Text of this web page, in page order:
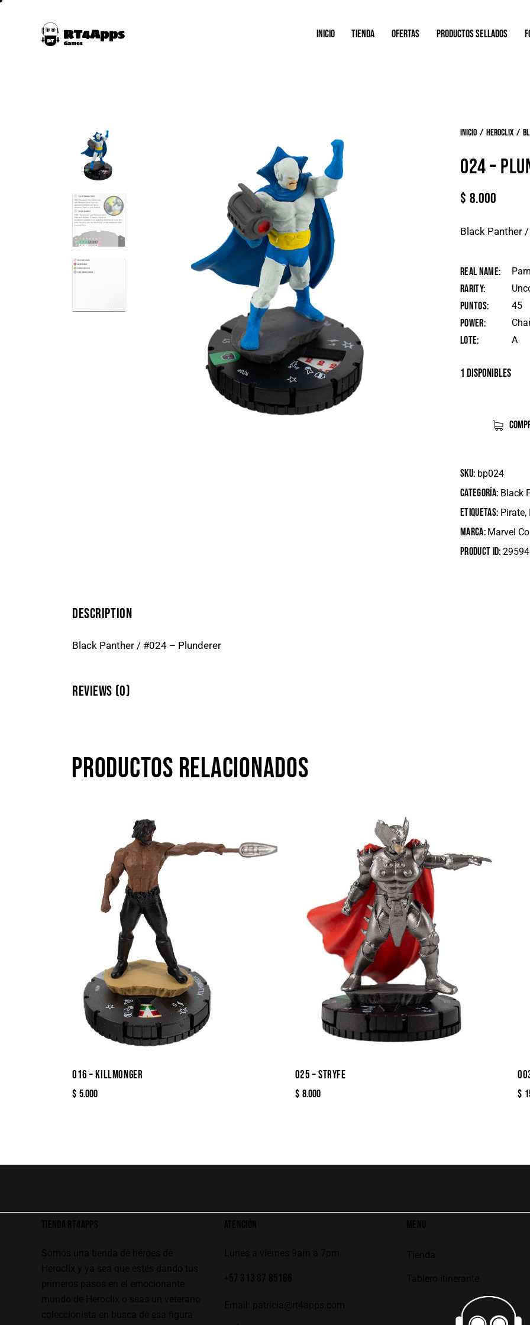
INICIO TIENDA OFERTAS PRODUCTOS SELLADOS
Inicio Heroclix
024 –
$ 8.000
Black Panther
Real Name
Rarity
Puntos 45
Power
Lote A
1 disponibles
SKU: bp024
Categoría: Black
Etiquetas: Pirate,
Marca: Marvel
Product ID:29594
DESCRIPTION
Black Panther / #024 – Plunderer
REVIEWS (0)
PRODUCTOS RELACIONADOS
016 – KILLMONGER
$ 5.000
025 – STRYFE
$ 8.000 $